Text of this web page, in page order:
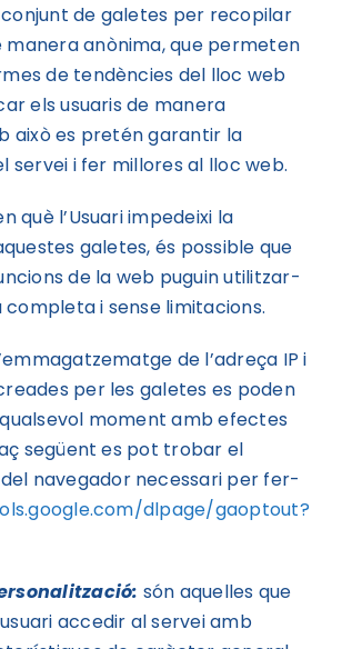
conjunt de galetes per recopilar
anònima, que permeten
de tendències del lloc web
els usuaris de manera
això es pretén garantir la
servei i fer millores al lloc web.
què l’Usuari impedeixi la
galetes, és possible que
de la web puguin utilitzar-
i sense limitacions.
de l’adreça IP i
per les galetes es poden
moment amb efectes
següent es pot trobar el
navegador necessari per fer-
dlpage/gaoptout?
són aquelles que
accedir al servei amb